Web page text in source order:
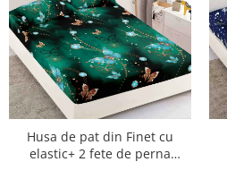
Husa de pat din Finet cu
elastic+ 2 fete de perna